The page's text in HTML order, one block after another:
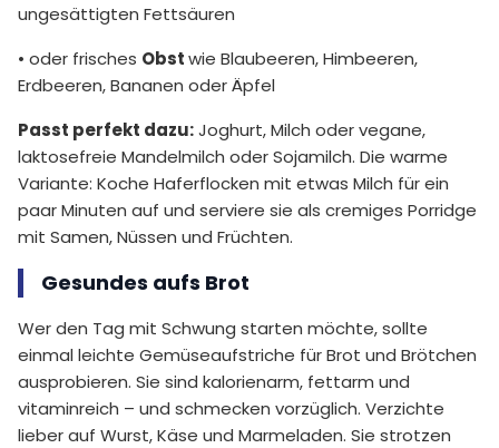
ungesättigten Fettsäuren
• oder frisches Obstwie Blaubeeren, Himbeeren,
Erdbeeren, Bananen oder Äpfel
Passt perfekt dazu:Joghurt, Milch oder vegane,
laktosefreie Mandelmilch oder Sojamilch. Die warme
Variante: Koche Haferflocken mit etwas Milch für ein
paar Minuten auf und serviere sie als cremiges Porridge
mit Samen, Nüssen und Früchten.
Gesundes aufs Brot
Wer den Tag mit Schwung starten möchte, sollte
einmal leichte Gemüseaufstriche für Brot und Brötchen
ausprobieren. Sie sind kalorienarm, fettarm und
vitaminreich – und schmecken vorzüglich. Verzichte
lieber auf Wurst, Käse und Marmeladen. Sie strotzen